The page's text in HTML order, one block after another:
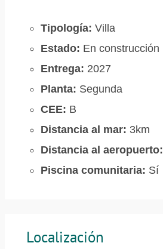
Tipología: Villa
Estado: En construcción
Entrega: 2027
Planta: Segunda
CEE: B
Distancia al mar: 3km
Distancia al aeropuerto:
Piscina comunitaria: Sí
Localización